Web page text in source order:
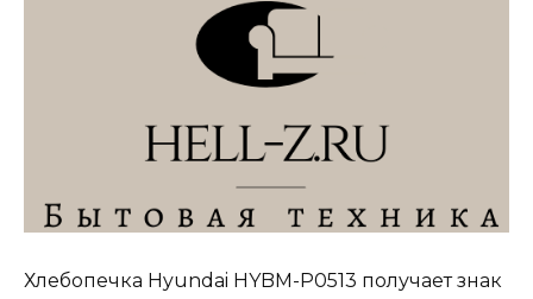
Хлебопечка Hyundai HYBM-P0513 получает знак